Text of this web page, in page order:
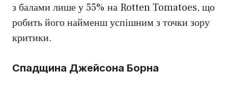
з балами лише у 55% на Rotten Tomatoes, що
робить його найменш успішним з точки зору
критики.
Спадщина Джейсона Борна